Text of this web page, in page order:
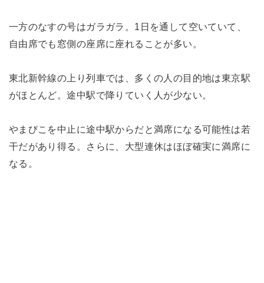
一方のなすの号はガラガラ。1日を通して空いていて、
自由席でも窓側の座席に座れることが多い。
東北新幹線の上り列車では、多くの人の目的地は東京駅
がほとんど。途中駅で降りていく人が少ない。
やまびこを中止に途中駅からだと満席になる可能性は若
干だがあり得る。さらに、大型連休はほぼ確実に満席に
なる。